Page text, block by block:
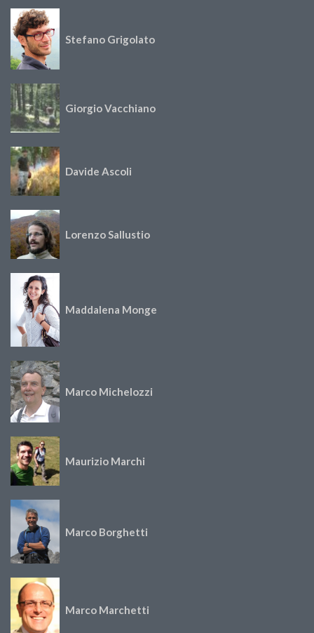
Stefano Grigolato
Giorgio Vacchiano
Davide Ascoli
Lorenzo Sallustio
Maddalena Monge
Marco Michelozzi
Maurizio Marchi
Marco Borghetti
Marco Marchetti